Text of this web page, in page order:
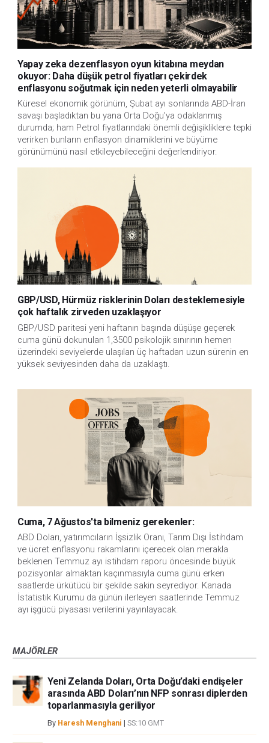
Yapay zeka dezenflasyon oyun kitabına meydan
okuyor: Daha düşük petrol fiyatları çekirdek
enflasyonu soğutmak için neden yeterli olmayabilir
Küresel ekonomik görünüm, Şubat ayı sonlarında ABD-İran
savaşı başladıktan bu yana Orta Doğu'ya odaklanmış
durumda; ham Petrol fiyatlarındaki önemli değişikliklere tepki
verirken bunların enflasyon dinamiklerini ve büyüme
görünümünü nasıl etkileyebileceğini değerlendiriyor.
GBP/USD, Hürmüz risklerinin Doları desteklemesiyle
çok haftalık zirveden uzaklaşıyor
GBP/USD paritesi yeni haftanın başında düşüşe geçerek
cuma günü dokunulan 1,3500 psikolojik sınırının hemen
üzerindeki seviyelerde ulaşılan üç haftadan uzun sürenin en
yüksek seviyesinden daha da uzaklaştı.
Cuma, 7 Ağustos'ta bilmeniz gerekenler:
ABD Doları, yatırımcıların İşsizlik Oranı, Tarım Dışı İstihdam
ve ücret enflasyonu rakamlarını içerecek olan merakla
beklenen Temmuz ayı istihdam raporu öncesinde büyük
pozisyonlar almaktan kaçınmasıyla cuma günü erken
saatlerde ürkütücü bir şekilde sakin seyrediyor. Kanada
İstatistik Kurumu da günün ilerleyen saatlerinde Temmuz
ayı işgücü piyasası verilerini yayınlayacak.
MAJÖRLER
Yeni Zelanda Doları, Orta Doğu’daki endişeler
arasında ABD Doları’nın NFP sonrası diplerden
toparlanmasıyla geriliyor
By Haresh Menghani | SS:10 GMT